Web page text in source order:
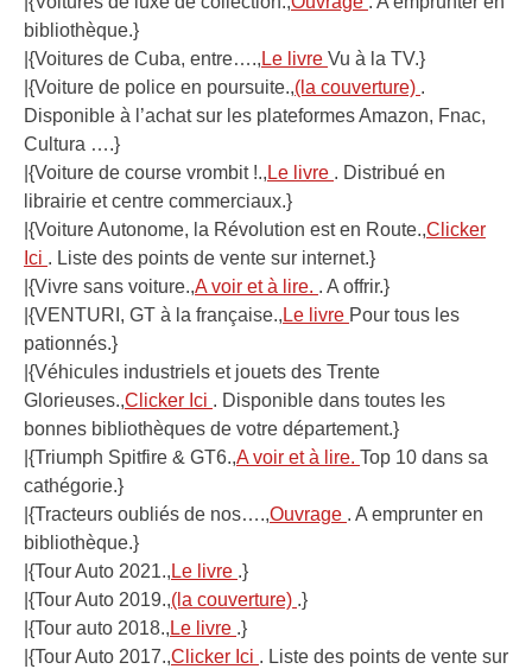
bibliothèque.}
|{Voitures de Cuba, entre…., Le livre Vu à la TV.}
|{Voiture de police en poursuite.,(la couverture) .
Disponible à l’achat sur les plateformes Amazon, Fnac,
Cultura ….}
|{Voiture de course vrombit !., Le livre . Distribué en
librairie et centre commerciaux.}
|{Voiture Autonome, la Révolution est en Route.,Clicker
Ici . Liste des points de vente sur internet.}
|{Vivre sans voiture.,A voir et à lire. . A offrir.}
|{VENTURI, GT à la française., Le livre Pour tous les
pationnés.}
|{Véhicules industriels et jouets des Trente
Glorieuses.,Clicker Ici . Disponible dans toutes les
bonnes bibliothèques de votre département.}
|{Triumph Spitfire & GT6.,A voir et à lire. Top 10 dans sa
cathégorie.}
|{Tracteurs oubliés de nos….,Ouvrage . A emprunter en
bibliothèque.}
|{Tour Auto 2021., Le livre .}
|{Tour Auto 2019.,(la couverture) .}
|{Tour auto 2018., Le livre .}
|{Tour Auto 2017.,Clicker Ici . Liste des points de vente sur